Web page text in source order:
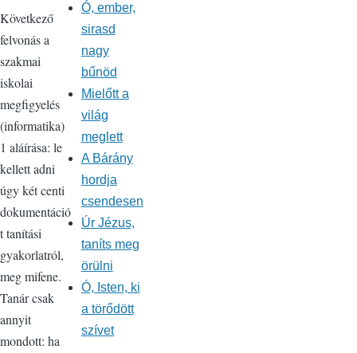
Következő
felvonás a
szakmai
iskolai
megfigyelés
(informatika)
1 aláírása: le
kellett adni
úgy két centi
dokumentáció
t tanítási
gyakorlatról,
meg mifene.
Tanár csak
annyit
mondott: ha
Ó, ember,
sirasd
nagy
bűnöd
Mielőtt a
világ
meglett
A Bárány
hordja
csendesen
Úr Jézus,
taníts meg
örülni
Ó, Isten, ki
a törődött
szívet